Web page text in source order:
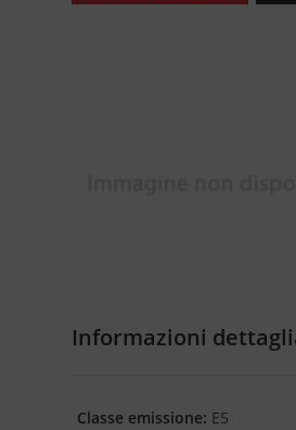
Informazioni
Classe emissione: E5